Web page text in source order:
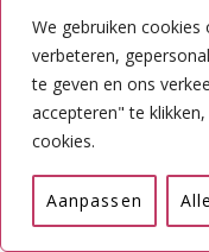
We gebruiken
verbeteren,
te geven en ons
accepteren" te
cookies.
Aanpassen
Accommodatie.
enCampspace. Ga
HostelWorld
Activiteiten
Freetour.com
en voor fietstours